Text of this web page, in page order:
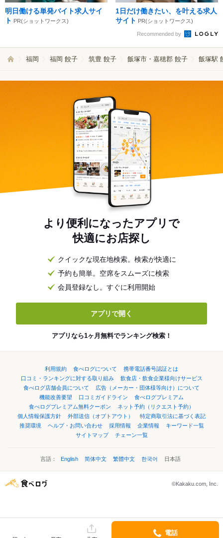
明日働ける単発バイト求人サイ
ト PR(ショットワークス)
1日だけ働きたい、を叶える求人
サイト PR(ショットワークス)
Recommended by
福岡 福岡 餃子 筑豊 餃子 飯塚市・嘉穂郡 餃子 飯塚駅
より便利になったアプリで
快適にお店探し
クイックな現在地検索。検索が快適に
予約も簡単。空席をスムーズに検索
会員登録なし。すぐに利用開始
アプリで開く
アプリなら1ヶ月無料でランキング検索！
利用規約 食べログについて
携帯電話番号認証とは
口コミ・ランキングに対する取り組み
飲食店・飲食企業様向けサービス
食べログ店舗会員について
広告（メーカー・団体様等向け）について
機能改善要望
口コミガイドライン
食べログプレミアム
食べログプレミアム無料クーポン
ネット予約（リクエスト予約）
個人情報保護方針
外部送信（オプトアウト）
特定商取引法に基づく表記
推奨環境
ヘルプ・お問い合わせ 採用情報 企業情報
キーワード一覧
サイトマップ
チェーン一覧
言語： English 简体中文 繁體中文 한국어 日本語
©Kakaku.com, Inc.
電話